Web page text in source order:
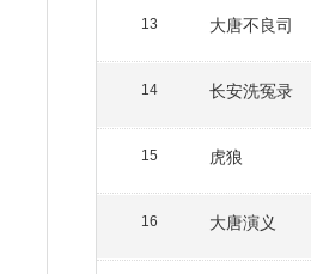
13 大唐不良司
14 长安洗冤录
15 虎狼
16 大唐演义